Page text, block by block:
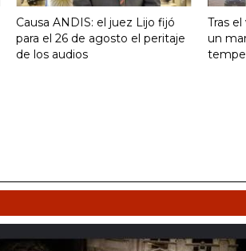
Causa ANDIS: el juez Lijo fijó
para el 26 de agosto el peritaje
de los audios
Tras
un